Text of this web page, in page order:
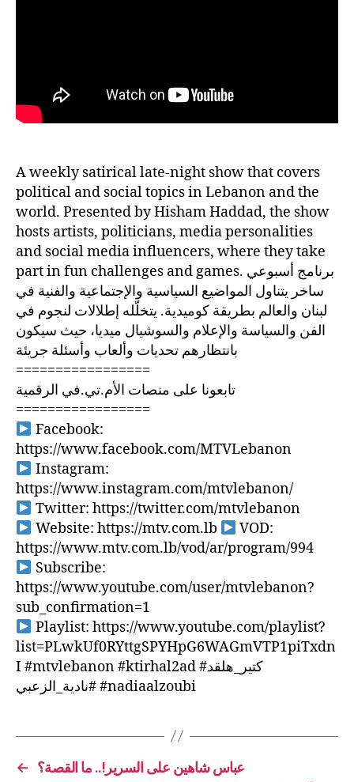
A weekly satirical late-night show that covers
political and social topics in Lebanon and the
world. Presented by Hisham Haddad, the show
hosts artists, politicians, media personalities
and social media influencers, where they take
part in fun challenges and games. برنامج أسبوعي
ساخر يتناول المواضيع السياسية والإجتماعية والفنية في
لبنان والعالم بطريقة كوميدية. يتخلّله إطلالات لنجوم في
الفن والسياسة والإعلام والسوشيال ميديا، حيث سيكون
بانتظارهم تحديات وألعاب وأسئلة جريئة
=================
تابعونا على منصات الأم.تي.في الرقمية
=================
Facebook:
https://www.facebook.com/MTVLebanon
Instagram:
https://www.instagram.com/mtvlebanon/
Twitter: https://twitter.com/mtvlebanon
Website: https://mtv.com.lb
VOD:
https://www.mtv.com.lb/vod/ar/program/994
Subscribe:
https://www.youtube.com/user/mtvlebanon?
sub_confirmation=1
Playlist: https://www.youtube.com/playlist?
list=PLwkUf0RYttgSPYHpG6WAGmVTP1piTxdn
I #mtvlebanon #ktirhal2ad #كتير_هلقد
#نادية_الزعبي #nadiaalzoubi
←
عباس شاهين على السرير!.. ما القصة؟